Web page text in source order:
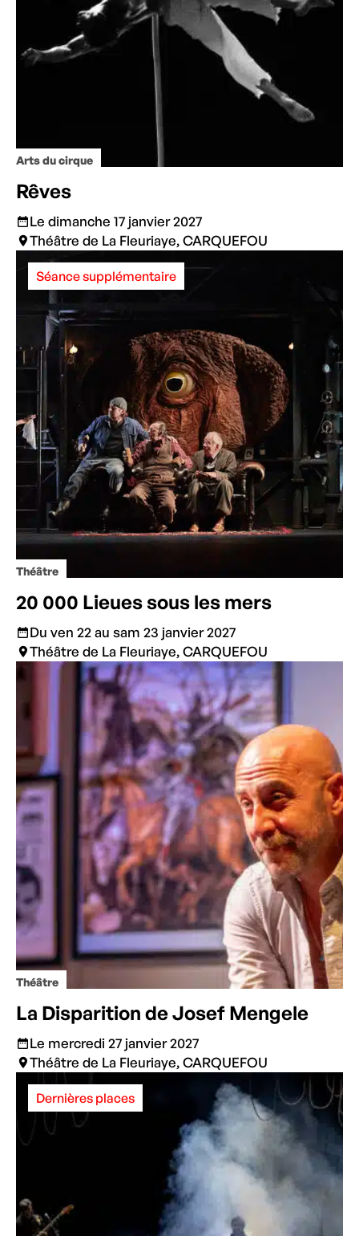
Arts du cirque
Rêves
Le dimanche 17 janvier 2027
Théâtre de La Fleuriaye, CARQUEFOU
Théâtre
Séance supplémentaire
20 000 Lieues sous les mers
Du ven 22 au sam 23 janvier 2027
Théâtre de La Fleuriaye, CARQUEFOU
Théâtre
La Disparition de Josef Mengele
Le mercredi 27 janvier 2027
Théâtre de La Fleuriaye, CARQUEFOU
Dernières places